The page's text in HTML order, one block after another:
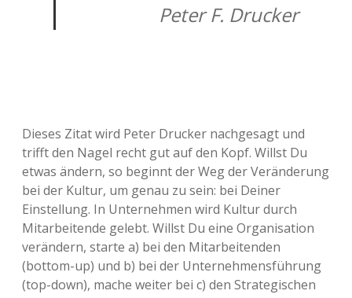
Peter F. Drucker
Dieses Zitat wird Peter Drucker nachgesagt und
trifft den Nagel recht gut auf den Kopf. Willst Du
etwas ändern, so beginnt der Weg der Veränderung
bei der Kultur, um genau zu sein: bei Deiner
Einstellung. In Unternehmen wird Kultur durch
Mitarbeitende gelebt. Willst Du eine Organisation
verändern, starte a) bei den Mitarbeitenden
(bottom-up) und b) bei der Unternehmensführung
(top-down), mache weiter bei c) den Strategischen